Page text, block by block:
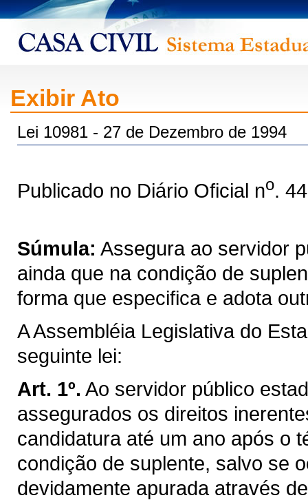
Exibir Ato
Lei 10981 - 27 de Dezembro de 1994
Publicado no Diário Oficial no.
Súmula: Assegura ao servidor
ainda que na condição de
forma que especifica e adota
A Assembléia Legislativa do
seguinte lei:
Art. 1º. Ao servidor público
assegurados os direitos
candidatura até um ano após o
condição de suplente, salvo se
devidamente apurada através